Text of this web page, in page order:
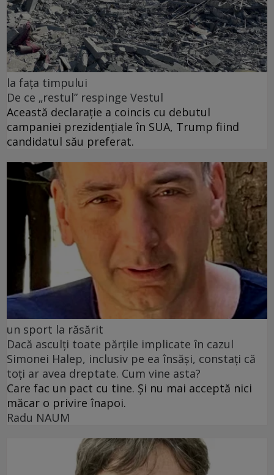
la fața timpului
De ce „restul” respinge Vestul
Această declarație a coincis cu debutul
campaniei prezidențiale în SUA, Trump fiind
candidatul său preferat.
un sport la răsărit
Dacă asculți toate părțile implicate în cazul
Simonei Halep, inclusiv pe ea însăși, constați că
toți ar avea dreptate. Cum vine asta?
Care fac un pact cu tine. Și nu mai acceptă nici
măcar o privire înapoi.
Radu NAUM